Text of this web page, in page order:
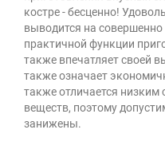
костре - бесценно!
выводится на
практичной функции
также впечатляет своей
также означает
также отличается
веществ, поэтому
занижены.